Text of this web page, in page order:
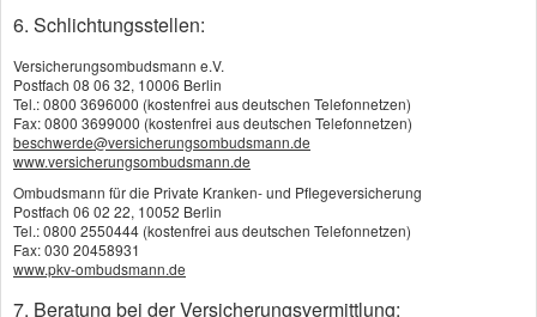
Gesundheitsversorgung zu wählen, die den
Bei der gesetzlichen Kranken­ver­si­che­rung sind
Standardleistungen vorgegeben. Diese stellen
zwar die „notwendige Basisversorgung“ sicher,
hinterlassen aber in immer mehr Bereichen
Leistungslücken. Zukünftige Leistungen können
sich in der GKV also verändern, da sie aus dem
6. Schlichtungsstellen:
Versicherungsombudsmann e.V.
Postfach 08 06 32, 10006 Berlin
Tel.: 0800 3696000 (kostenfrei aus deutschen Telefonnetzen)
Fax: 0800 3699000 (kostenfrei aus deutschen Telefonnetzen)
beschwerde@versicherungsombudsmann.de
www.versicherungsombudsmann.de
Ombudsmann für die Private Kranken- und Pflegeversicherung
Postfach 06 02 22, 10052 Berlin
Tel.: 0800 2550444 (kostenfrei aus deutschen Telefonnetzen)
Fax: 030 20458931
www.pkv-ombudsmann.de
7. Beratung bei der Versicherungsvermittlung: